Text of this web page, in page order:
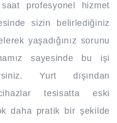
profesyonel hizmet
sizin belirlediğiniz
yaşadığınız sorunu
sayesinde bu işi
Yurt dışından
tesisatta eski
daha pratik bir şekilde